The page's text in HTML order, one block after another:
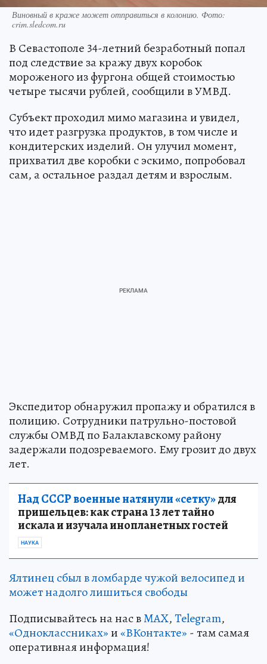
Виновный в краже может отправиться в колонию. Фото:
crim.sledcom.ru
В Севастополе 34-летний безработный попал
под следствие за кражу двух коробок
мороженого из фургона общей стоимостью
четыре тысячи рублей, сообщили в УМВД.
Субъект проходил мимо магазина и увидел,
что идет разгрузка продуктов, в том числе и
кондитерских изделий. Он улучил момент,
прихватил две коробки с эскимо, попробовал
сам, а остальное раздал детям и взрослым.
Экспедитор обнаружил пропажу и обратился в
полицию. Сотрудники патрульно-постовой
службы ОМВД по Балаклавскому району
задержали подозреваемого. Ему грозит до двух
лет.
Над СССР военные натянули «сетку»для
пришельцев: как страна 13 лет тайно
искала и изучала инопланетных гостей
НАУКА
Ялтинец сбыл в ломбарде чужой велосипед и
может надолго лишиться свободы
Подписывайтесь на нас вMAX,Telegram,
«Одноклассниках»и«ВКонтакте» - там самая
оперативная информация!